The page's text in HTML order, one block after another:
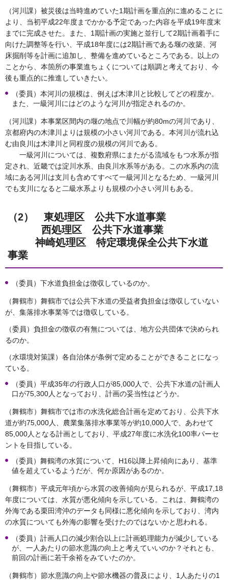
（河川課）被災後は当時進めていた1期計画を重点的に進めることに
より、当初平成22年度までかかる予定であった内容を平成19年度末
までに完成させた。また、1期計画の実施と並行して2期計画着手に
向けた調整等を行い、平成18年度には2期計画である堰の改築、河
床掘削等を計画に追加し、整備を進めているところである。以上の
ことから、本箇所の事業進ちょくについては順調と考えており、今
後も重点的に推進していきたい。
（委員）本河川の規模は、例えば木津川と比較してどの程度か。
また、一級河川にはどのような河川が指定されるのか。
（河川課）本事業区間内の堰の地点で川幅が約80mの河川であり、
京都府内の木津川よりは規模の小さい河川である。本河川が流れ込
む由良川は木津川と同程度の規模の河川である。
一級河川については、複数府県にまたがる流域をもつ水系が指
定され、近畿では淀川水系、由良川水系等がある。この水系内の流
域にある河川は支川も含めてすべて一級河川となるため、一級河川
でも支川になると二級水系よりも規模の小さい河川もある。
（2） 東処理区 公共下水道事業
西処理区 公共下水道事業
神崎処理区 特定環境保全公共下水道
事業
（委員）下水道負担金は徴収しているのか。
（舞鶴市）舞鶴市では公共下水道の受益者負担金は徴収していない
が、集落排水事業等では徴収している。
（委員）負担金の徴収の有無については、地方公共団体で決められ
るのか。
（水環境対策課）各自治体が条例で定めることができることになっ
ている。
（委員）平成35年の行政人口が85,000人で、公共下水道の計画人
口が75,300人となっており、計画の妥当性はどうか。
（舞鶴市）舞鶴市では市の水洗化総合計画を定めており、公共下水
道が約75,000人、農業集落排水事業等が約10,000人で、あわせて
85,000人となる計画としており、平成27年度に水洗化100率パーセ
ントを目指している。
（委員）舞鶴湾の水質について、H16以降上昇傾向にあり、基準
値を超えているようだが、何か原因があるのか。
（舞鶴市）平成元年頃から水質の改善傾向が見られるが、平成17,18
年度については、水質が悪化傾向を示している。これは、舞鶴湾の
外海である栗田湾沖のデータも同様に悪化傾向を示しており、湾内
の水質についても外海の影響を受けたのではないかと思われる。
（委員）計画人口の減少割合以上に計画処理能力が減少している
が、一人あたりの節水意識の向上と考えていいのか？それとも、
前回の計画に若干余裕をみていたのか。
（舞鶴市）節水意識の向上や節水機器の普及により、1人あたりの1